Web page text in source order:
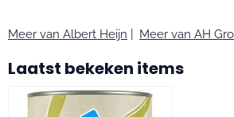
Meer van Albert Heijn Meer van AH
Laatst bekeken items